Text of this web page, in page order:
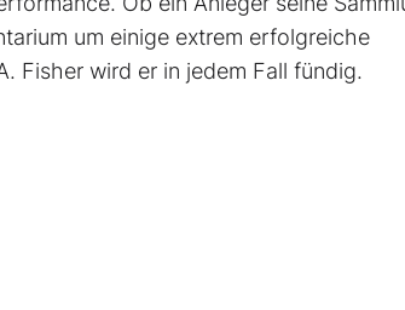
um einige extrem erfolgreiche
Fisher wird er in jedem Fall fündig.